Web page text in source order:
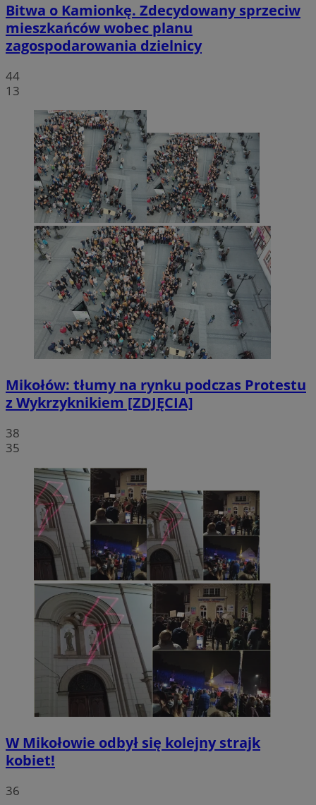
Bitwa o Kamionkę. Zdecydowany sprzeciw
mieszkańców wobec planu
zagospodarowania dzielnicy
44
13
Mikołów: tłumy na rynku podczas Protestu
z Wykrzyknikiem [ZDJĘCIA]
38
35
W Mikołowie odbył się kolejny strajk
kobiet!
36